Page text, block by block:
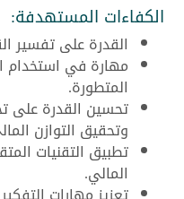
الكفاءات المستهدفة:
القدرة على تفسير
مهارة في استخدام
المتطورة.
تحسين القدرة على
وتحقيق التوازن
تطبيق التقنيات
المالي.